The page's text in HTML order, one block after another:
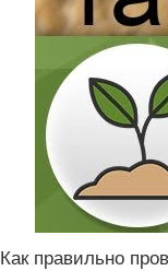
Как правильно